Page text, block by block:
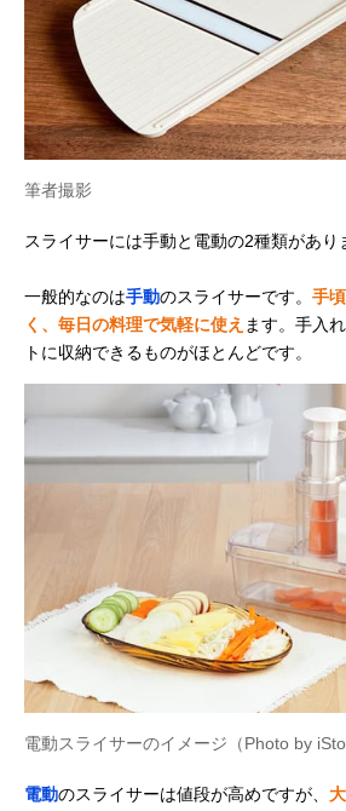
筆者撮影
スライサーには手動と電動の2種類があり
一般的なのは手動のスライサーです。 手
く、毎日の料理で気軽に使え ます。手入
トに収納できるものがほとんどです。
電動スライサーのイメージ（Photo by
電動のスライサーは値段が高めですが、